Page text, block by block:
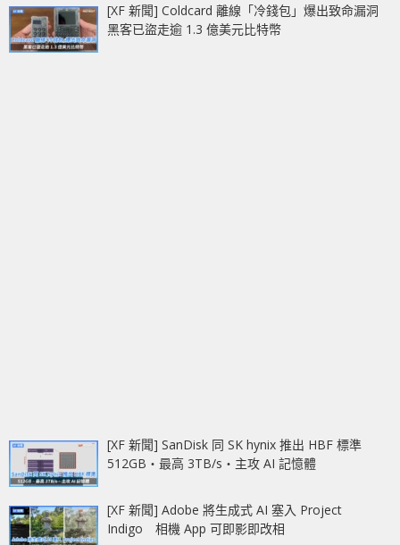
[XF 新聞] Coldcard 離線「冷錢包」爆出致命漏洞
黑客已盜走逾 1.3 億美元比特幣
[XF 新聞] SanDisk 同 SK hynix 推出 HBF 標準
512GB‧最高 3TB/s‧主攻 AI 記憶體
[XF 新聞] Adobe 將生成式 AI 塞入 Project
Indigo 相機 App 可即影即改相